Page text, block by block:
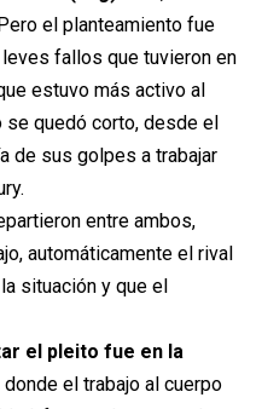
el planteamiento fue
fallos que tuvieron en
estuvo más activo al
se quedó corto, desde el
de sus golpes a trabajar
entre ambos,
automáticamente el rival
situación y que el
el pleito fue en la
donde el trabajo al cuerpo